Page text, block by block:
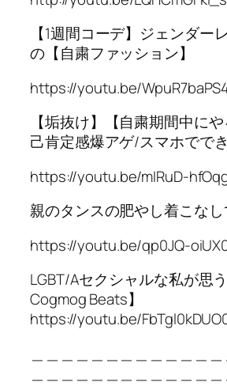
【1週間コーデ】ジェンダー
の【自粛ファッション】
https://youtu.be/
【垢抜け】【自粛期間中に
己肯定感爆アゲ/スマホでで
https://youtu.be/mIRuD-
親のタンスの肥やし着こなし
https://youtu.be/qp0JQ-
LGBT/Aセクシャルな私が思
Cogmog Beats】
https://youtu.be/